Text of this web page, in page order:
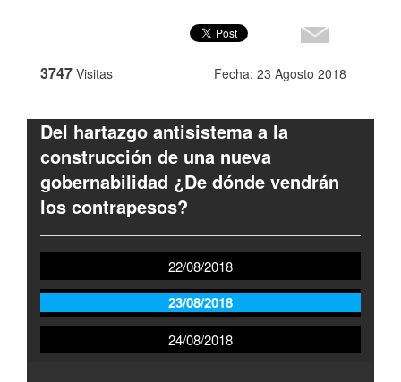
3747 Visitas Fecha: 23 Agosto 2018
Del hartazgo antisistema a la
construcción de una nueva
gobernabilidad ¿De dónde vendrán
los contrapesos?
22/08/2018
23/08/2018
24/08/2018